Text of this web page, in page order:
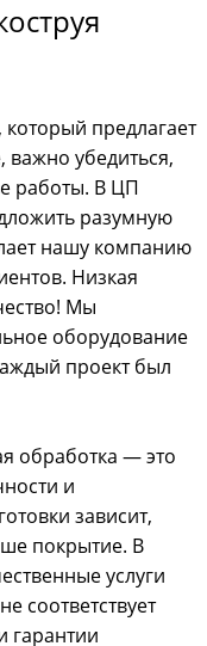
предлагает
важно убедиться,
работы. В ЦП
разумную
нашу компанию
Низкая
Мы
оборудование
проект был
обработка — это
и
зависит,
покрытие. В
услуги
соответствует
гарантии